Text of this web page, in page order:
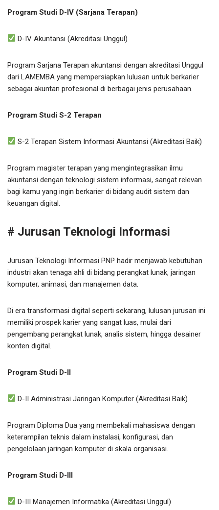
Program Studi D-IV (Sarjana Terapan)
D-IV Akuntansi (Akreditasi Unggul)
Program Sarjana Terapan akuntansi dengan akreditasi Unggul
dari LAMEMBA yang mempersiapkan lulusan untuk berkarier
sebagai akuntan profesional di berbagai jenis perusahaan.
Program Studi S-2 Terapan
S-2 Terapan Sistem Informasi Akuntansi (Akreditasi Baik)
Program magister terapan yang mengintegrasikan ilmu
akuntansi dengan teknologi sistem informasi, sangat relevan
bagi kamu yang ingin berkarier di bidang audit sistem dan
keuangan digital.
# Jurusan Teknologi Informasi
Jurusan Teknologi Informasi PNP hadir menjawab kebutuhan
industri akan tenaga ahli di bidang perangkat lunak, jaringan
komputer, animasi, dan manajemen data.
Di era transformasi digital seperti sekarang, lulusan jurusan ini
memiliki prospek karier yang sangat luas, mulai dari
pengembang perangkat lunak, analis sistem, hingga desainer
konten digital.
Program Studi D-II
D-II Administrasi Jaringan Komputer (Akreditasi Baik)
Program Diploma Dua yang membekali mahasiswa dengan
keterampilan teknis dalam instalasi, konfigurasi, dan
pengelolaan jaringan komputer di skala organisasi.
Program Studi D-III
D-III Manajemen Informatika (Akreditasi Unggul)